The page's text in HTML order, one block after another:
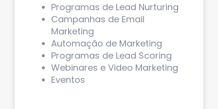
Programas de Lead Nurturing
Campanhas de Email
Marketing
Automação de Marketing
Programas de Lead Scoring
Webinares e Video Marketing
Eventos